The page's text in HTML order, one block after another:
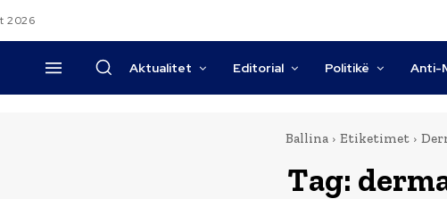
2026
Aktualitet Editorial Politikë Anti-
Ballina Etiketimet
Tag: